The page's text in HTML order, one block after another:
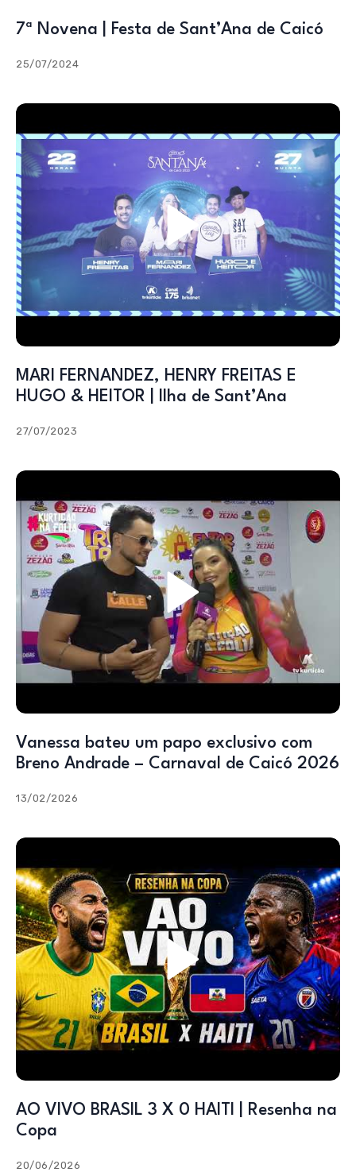
7ª Novena | Festa de Sant’Ana de Caicó
25/07/2024
MARI FERNANDEZ, HENRY FREITAS E
HUGO & HEITOR | Ilha de Sant’Ana
27/07/2023
Vanessa bateu um papo exclusivo com
Breno Andrade – Carnaval de Caicó 2026
13/02/2026
AO VIVO BRASIL 3 X 0 HAITI | Resenha na
Copa
20/06/2026